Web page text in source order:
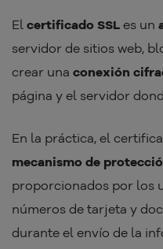
El certificado SSL es un
servidor de sitios web,
crear una conexión
página y el servidor
En la práctica, el
mecanismo de
proporcionados por los
números de tarjeta y
durante el envío de la